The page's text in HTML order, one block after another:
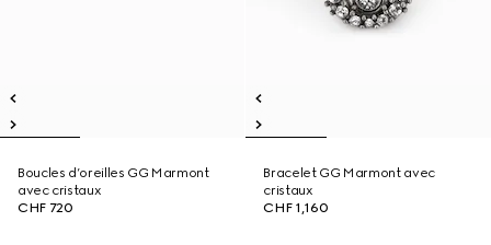
Boucles d’oreilles GG Marmont
avec cristaux
CHF 720
Bracelet GG Marmont avec
cristaux
CHF 1,160